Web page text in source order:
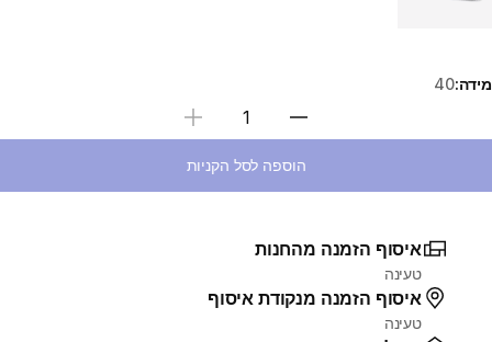
מידה:40
בחירת כמות
הוספה לסל הקניות
איסוף הזמנה מהחנות
טעינה
איסוף הזמנה מנקודת איסוף
טעינה